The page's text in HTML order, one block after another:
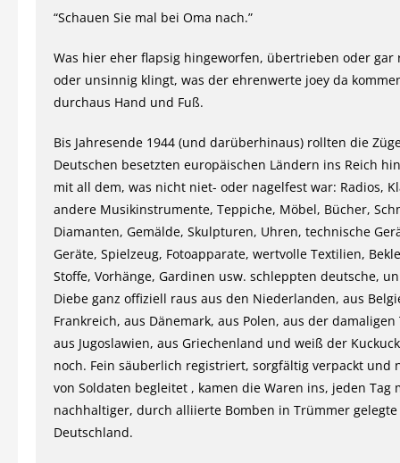
“Schauen Sie mal bei Oma nach.”
Was hier eher flapsig hingeworfen, übertrieben oder gar
oder unsinnig klingt, was der ehrenwerte joey da
durchaus Hand und Fuß.
Bis Jahresende 1944 (und darüberhinaus) rollten die
Deutschen besetzten europäischen Ländern ins Reich
mit all dem, was nicht niet- oder nagelfest war: Radios,
andere Musikinstrumente, Teppiche, Möbel, Bücher,
Diamanten, Gemälde, Skulpturen, Uhren, technische
Geräte, Spielzeug, Fotoapparate, wertvolle Textilien,
Stoffe, Vorhänge, Gardinen usw. schleppten deutsche,
Diebe ganz offiziell raus aus den Niederlanden, aus
Frankreich, aus Dänemark, aus Polen, aus der damaligen
aus Jugoslawien, aus Griechenland und weiß der
noch. Fein säuberlich registriert, sorgfältig verpackt und
von Soldaten begleitet , kamen die Waren ins, jeden Tag
nachhaltiger, durch alliierte Bomben in Trümmer gelegte
Deutschland.